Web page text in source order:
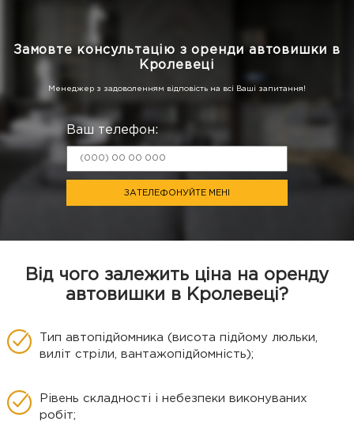
Замовте консультацію з оренди автовишки в
Кролевеці
Менеджер з задоволенням відповість на всі Ваші запитання!
Ваш телефон:
ЗАТЕЛЕФОНУЙТЕ МЕНІ
Від чого залежить ціна на оренду
автовишки в Кролевеці?
Тип автопідйомника (висота підйому люльки,
виліт стріли, вантажопідйомність);
Рівень складності і небезпеки виконуваних
робіт;